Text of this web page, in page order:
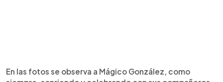
En las fotos se observa a Mágico González, como